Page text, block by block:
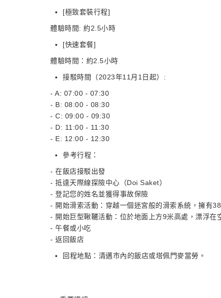
[極致套裝行程]
體驗時間: 約2.5小時
[快速套餐]
體驗時間：約2.5小時
接駁時間（2023年11月1日起）:
- A: 07:00 - 07:30
- B: 08:00 - 08:30
- C: 09:00 - 09:30
- D: 11:00 - 11:30
- E: 12:00 - 12:30
參考行程：
- 在飯店接駁出發
- 抵達天際線探險中心（Doi Saket）
- 登記您的姓名並獲得事故保險
- 開始滑索活動：穿越一個迷宮般的滑索系統，擁有
- 開始巨型鞦韆活動：位於地面上方9米高處，漂浮在
- 午餐或小吃
- 返回飯店
回程地點：清邁市內的飯店或塔佩門麥當勞。